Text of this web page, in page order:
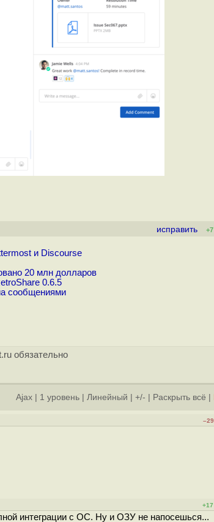
исправить +7
и Discourse
20 млн долларов
0.6.5
сообщениями
обязательно
Ajax 1 уровень Линейный +/- Раскрыть всё
–29
+17
интеграции с ОС. Ну и ОЗУ не напосешься...